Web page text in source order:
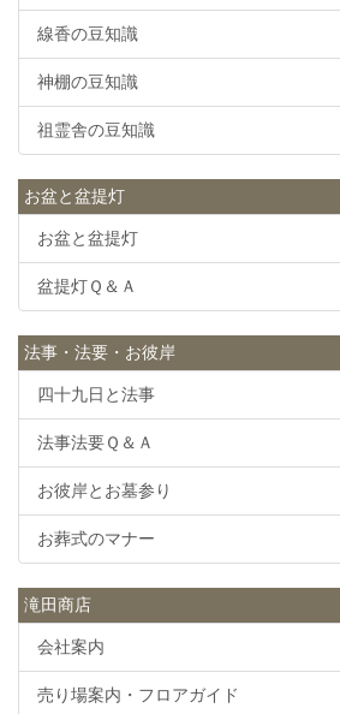
線香の豆知識
神棚の豆知識
祖霊舎の豆知識
お盆と盆提灯
お盆と盆提灯
盆提灯Ｑ＆Ａ
法事・法要・お彼岸
四十九日と法事
法事法要Ｑ＆Ａ
お彼岸とお墓参り
お葬式のマナー
滝田商店
会社案内
売り場案内・フロアガイド